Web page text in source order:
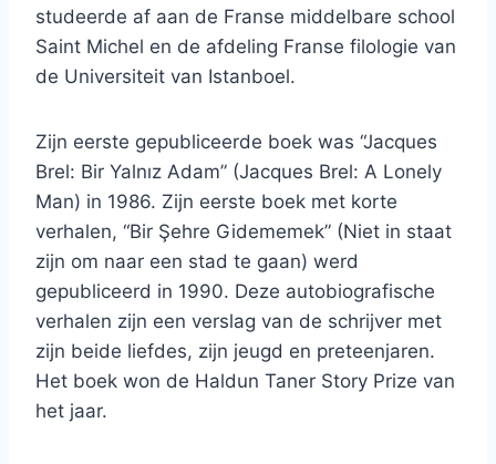
studeerde af aan de Franse middelbare school
Saint Michel en de afdeling Franse filologie van
de Universiteit van Istanboel.
Zijn eerste gepubliceerde boek was “Jacques
Brel: Bir Yalnız Adam” (Jacques Brel: A Lonely
Man) in 1986. Zijn eerste boek met korte
verhalen, “Bir Şehre Gidememek” (Niet in staat
zijn om naar een stad te gaan) werd
gepubliceerd in 1990. Deze autobiografische
verhalen zijn een verslag van de schrijver met
zijn beide liefdes, zijn jeugd en preteenjaren.
Het boek won de Haldun Taner Story Prize van
het jaar.